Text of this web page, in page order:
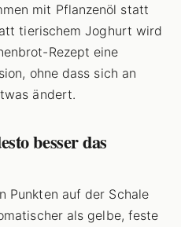
mit Pflanzenöl statt
tierischem Joghurt wird
Rezept eine
ohne dass sich an
ändert.
besser das
Punkten auf der Schale
als gelbe, feste